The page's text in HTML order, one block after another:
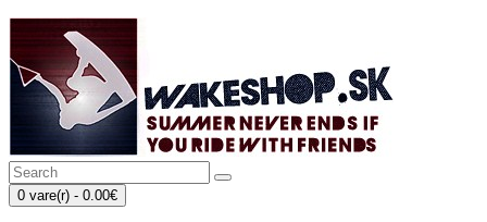
0 vare(r) - 0.00€